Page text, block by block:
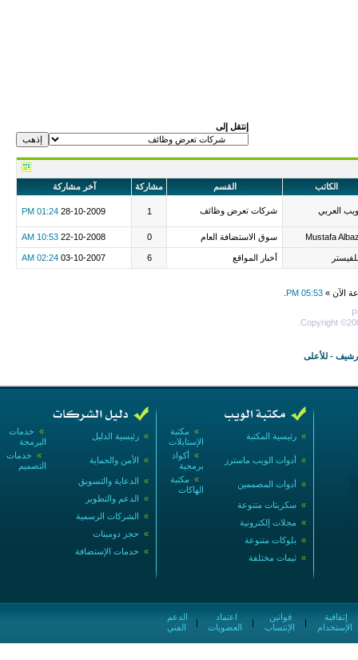
إنتقل إلى
الكاتب القسم مشاركة آخر مشاركة
العربي شركات تعرض وظائف 1
28-10-2009
01:24 PM
Mustafa سوق الاستضافة العام 0
22-10-2008
10:53 AM
أخبار المواقع 6
03-10-2007
02:24 AM
الآن » 05:53 PM
Copyright
- للأعلى
» خدمات
البرمجة
» رئيسية الدليل
» خدمات
التصميم
» الأمن والحماية
» الدعاية والتسويق
» الدعم والتطوير
» الشركات الرسمية
» حجز دومينات
» خدمات الإستضافة
» مكتبة
الإستايلات
» رئيسية المكتبة
» أكواد
برمجية
» أدوات الويب ماسترز
» مكتبة
الهاكات
» أدوات المصممين
» سكربتات متنوعة
» مجلات إلكترونية
» بلوكات متنوعة
» ثيمات مختلفة
الفني
|
العضويات
|
الإنتساب
|
الإستخدام